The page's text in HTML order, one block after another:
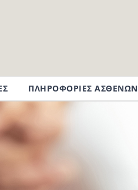
ΠΛΗΡΟΦΟΡΙΕΣ ΑΣΘΕΝΩΝ